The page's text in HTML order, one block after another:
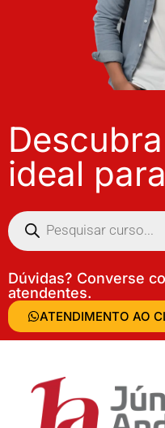
ideal
Dúvidas? Converse
atendentes.
ATENDIMENTO AO